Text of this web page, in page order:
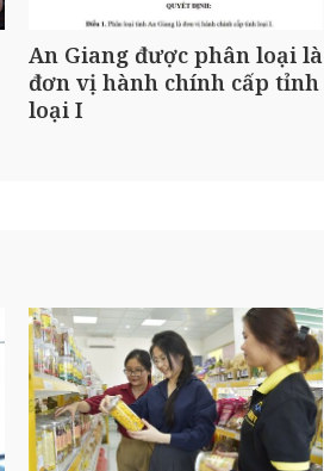
An Giang được phân loại là
đơn vị hành chính cấp tỉnh
loại I